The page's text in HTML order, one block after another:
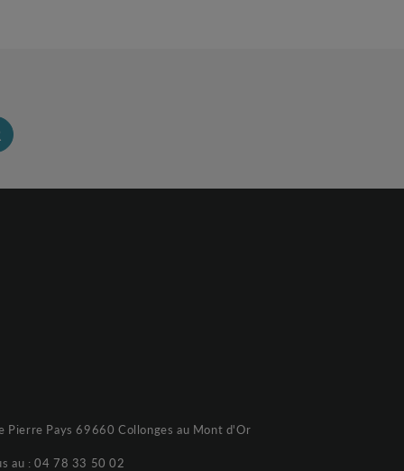
Pierre Pays 69660 Collonges au Mont d'Or
au :04 78 33 50 02